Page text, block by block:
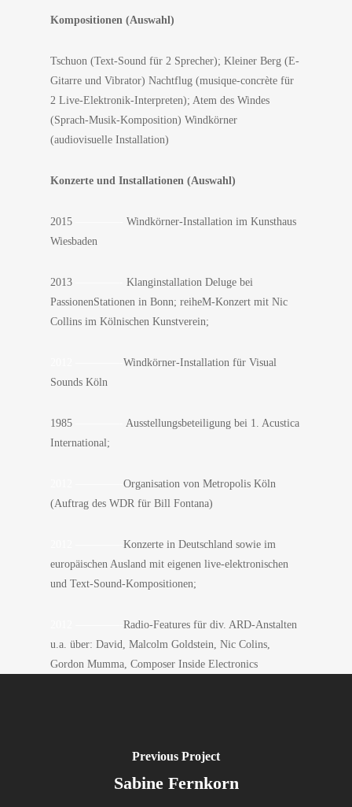
Kompositionen (Auswahl)
Tschuon (Text-Sound für 2 Sprecher); Kleiner Berg (E-
Gitarre und Vibrator) Nachtflug (musique-concrète für
2 Live-Elektronik-Interpreten); Atem des Windes
(Sprach-Musik-Komposition) Windkörner
(audiovisuelle Installation)
Konzerte und Installationen (Auswahl)
2015
Windkörner-Installation im Kunsthaus
Wiesbaden
2013
Klanginstallation Deluge bei
PassionenStationen in Bonn; reiheM-Konzert mit Nic
Collins im Kölnischen Kunstverein;
2012 ————-Windkörner-Installation für Visual
Sounds Köln
1985
Ausstellungsbeteiligung bei 1. Acustica
International;
2012 ————-Organisation von Metropolis Köln
(Auftrag des WDR für Bill Fontana)
2012 ————-Konzerte in Deutschland sowie im
europäischen Ausland mit eigenen live-elektronischen
und Text-Sound-Kompositionen;
2012 ————-Radio-Features für div. ARD-Anstalten
u.a. über: David, Malcolm Goldstein, Nic Colins,
Gordon Mumma, Composer Inside Electronics
Previous Project
Sabine Fernkorn